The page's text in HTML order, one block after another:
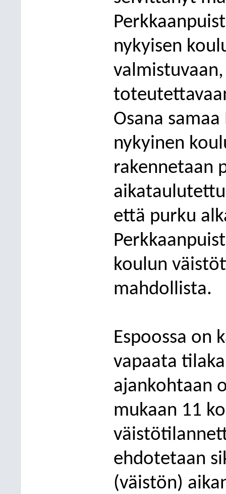
nykyisen
valmistuvaan,
Osana
nykyinen
rakennetaan
että purku
P
koulun
mahdollista.
Espoossa on
vapaata
ajankohtaan
mukaan 11
väistöti
ehdotetaan
(väistön)